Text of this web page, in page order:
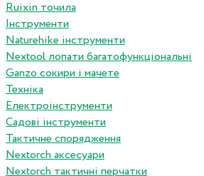
Ruixin точила
Інструменти
Naturehike інструменти
Nextool лопати багатофункціональні
Ganzo сокири і мачете
Техніка
Електроінструменти
Садові інструменти
Тактичне спорядження
Nextorch аксесуари
Nextorch тактичні перчатки